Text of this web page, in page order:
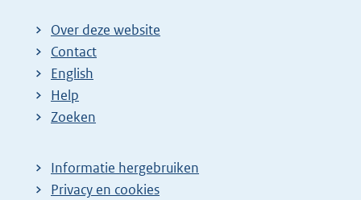
Over deze website
Contact
English
Help
Zoeken
Informatie hergebruiken
Privacy en cookies